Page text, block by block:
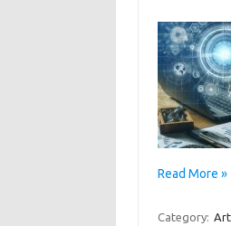
Read More »
Category: